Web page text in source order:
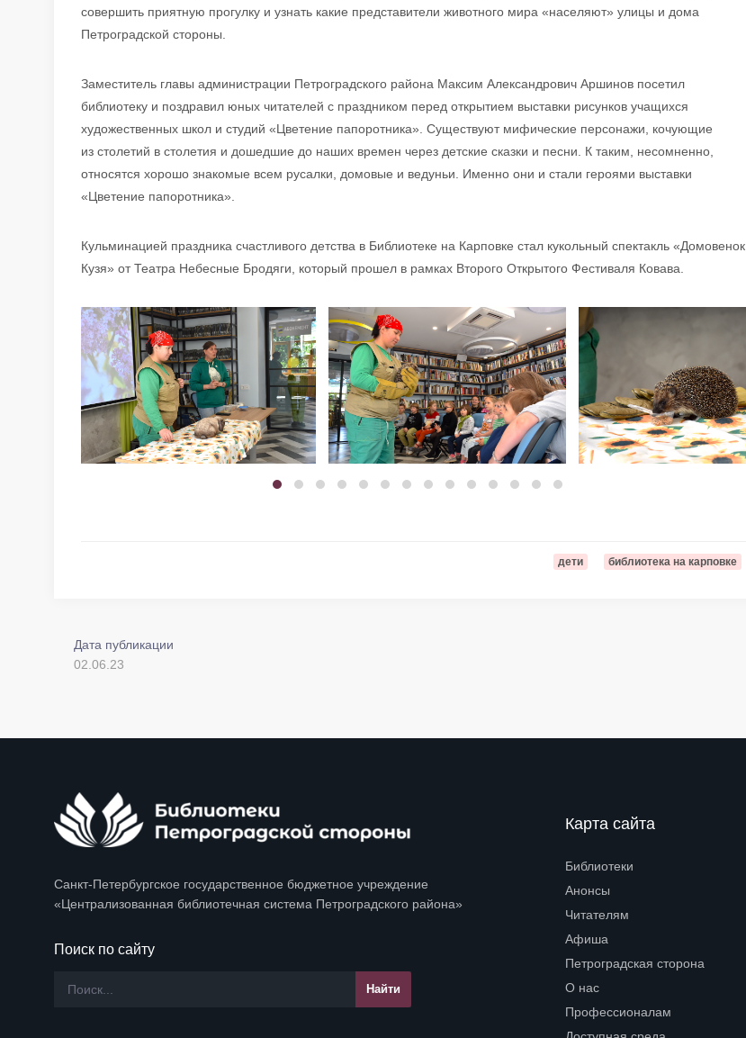
совершить приятную прогулку и узнать какие представители животного мира «населяют» улицы и дома
Петроградской стороны.
Заместитель главы администрации Петроградского района Максим Александрович Аршинов посетил
библиотеку и поздравил юных читателей с праздником перед открытием выставки рисунков учащихся
художественных школ и студий «Цветение папоротника». Существуют мифические персонажи, кочующие
из столетий в столетия и дошедшие до наших времен через детские сказки и песни. К таким, несомненно,
относятся хорошо знакомые всем русалки, домовые и ведуньи. Именно они и стали героями выставки
«Цветение папоротника».
Кульминацией праздника счастливого детства в Библиотеке на Карповке стал кукольный спектакль «Домовенок
Кузя» от Театра Небесные Бродяги, который прошел в рамках Второго Открытого Фестиваля Ковава.
дети библиотека на карповке
Дата публикации
02.06.23
Санкт-Петербургское государственное бюджетное учреждение
«Централизованная библиотечная система Петроградского района»
Поиск по сайту
Карта сайта
Библиотеки
Анонсы
Читателям
Афиша
Петроградская сторона
О нас
Профессионалам